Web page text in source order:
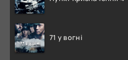
71 у вогні